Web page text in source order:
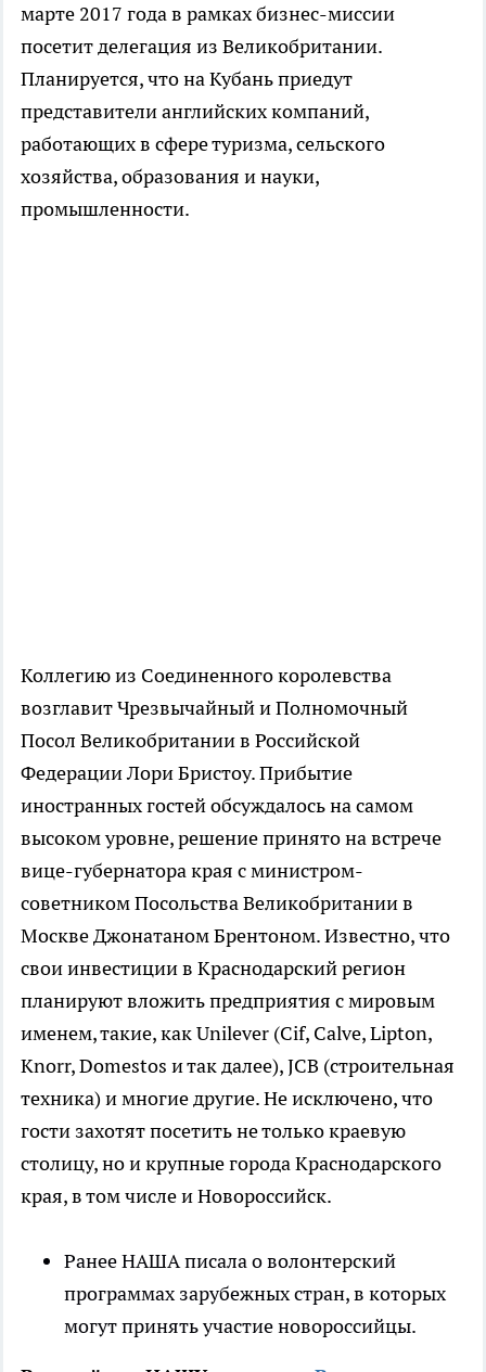
марте 2017 года в рамках бизнес-миссии
посетит делегация из Великобритании.
Планируется, что на Кубань приедут
представители английских компаний,
работающих в сфере туризма, сельского
хозяйства, образования и науки,
промышленности.
Коллегию из Соединенного королевства
возглавит Чрезвычайный и Полномочный
Посол Великобритании в Российской
Федерации Лори Бристоу. Прибытие
иностранных гостей обсуждалось на самом
высоком уровне, решение принято на встрече
вице-губернатора края с министром-
советником Посольства Великобритании в
Москве Джонатаном Брентоном. Известно, что
свои инвестиции в Краснодарский регион
планируют вложить предприятия с мировым
именем, такие, как Unilever (Cif, Calve, Lipton,
Knorr, Domestos и так далее), JCB (строительная
техника) и многие другие. Не исключено, что
гости захотят посетить не только краевую
столицу, но и крупные города Краснодарского
края, в том числе и Новороссийск.
Ранее НАША писала о волонтерский
программах зарубежных стран, в которых
могут принять участие новороссийцы.